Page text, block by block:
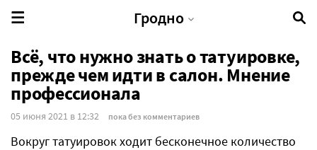
Гродно
Всё, что нужно знать о татуировке,
прежде чем идти в салон. Мнение
профессионала
05 июня 2021 в 12:32 пока без комментариев
Вокруг татуировок ходит бесконечное количество